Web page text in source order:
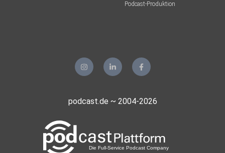
Podcast-Produktion
podcast.de ~ 2004-2026